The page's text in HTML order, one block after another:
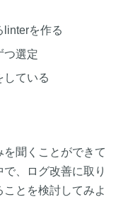
linterを作る
つ選定
している
聞くことができて
、ログ改善に取り
とを検討してみよ